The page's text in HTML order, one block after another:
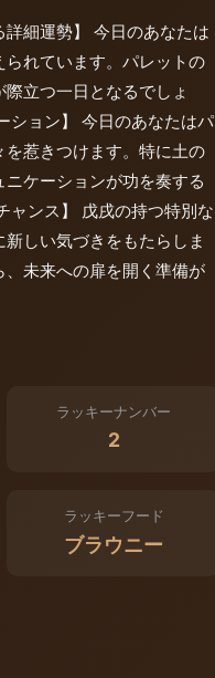
詳細運勢】 今日のあなたは
れています。パレットの
立つ一日となるでしょ
ション】 今日のあなたはパ
惹きつけます。特に土の
ケーションが功を奏する
ャンス】 戊戌の持つ特別な
しい気づきをもたらしま
未来への扉を開く準備が
ラッキーナンバー
2
ラッキーフード
ブラウニー